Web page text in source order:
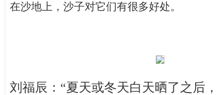
在沙地上，沙子对它们有很多好处。
刘福辰：“夏天或冬天白天晒了之后